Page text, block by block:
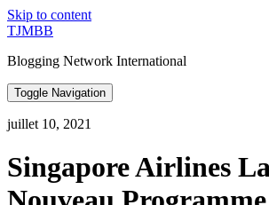
Skip to content
TJMBB
Blogging Network International
Toggle Navigation
juillet 10, 2021
Singapore Airlines